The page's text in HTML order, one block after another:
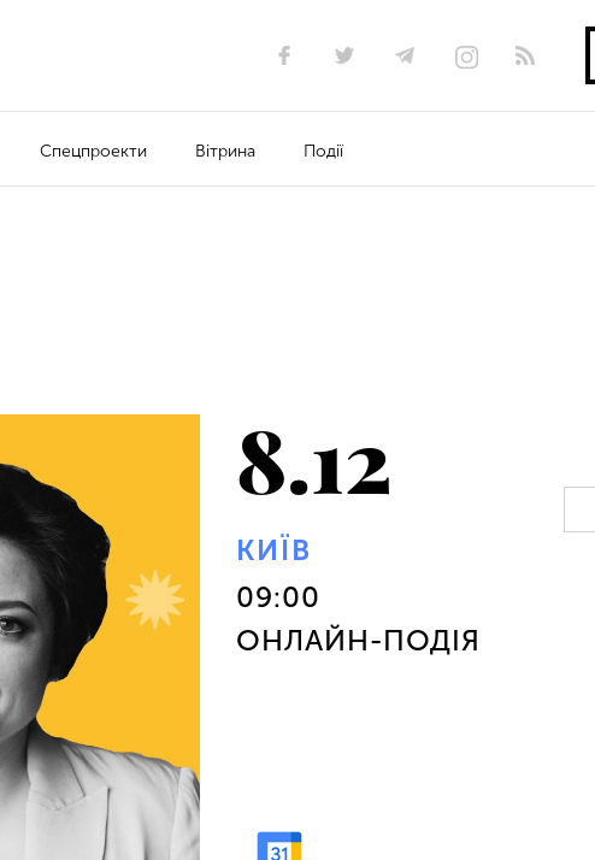
Спецпроекти Вітрина Події
8.12
КИЇВ
09:00
ОНЛАЙН-ПОДІЯ